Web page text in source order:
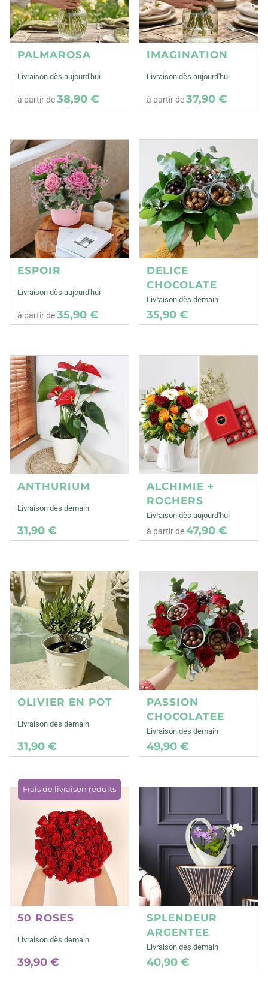
PALMAROSA
Livraison dès aujourd'hui
à partir de38,90 €
IMAGINATION
Livraison dès aujourd'hui
à partir de37,90 €
ESPOIR
Livraison dès aujourd'hui
à partir de35,90 €
DELICE
CHOCOLATE
Livraison dès demain
35,90 €
ANTHURIUM
Livraison dès demain
31,90 €
ALCHIMIE +
ROCHERS
Livraison dès aujourd'hui
à partir de47,90 €
OLIVIER EN POT
Livraison dès demain
31,90 €
PASSION
CHOCOLATEE
Livraison dès demain
49,90 €
Frais de livraison réduits
50 ROSES
Livraison dès demain
39,90 €
SPLENDEUR
ARGENTEE
Livraison dès demain
40,90 €